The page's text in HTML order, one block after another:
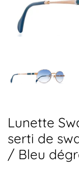
Lunette
serti de
/ Bleu